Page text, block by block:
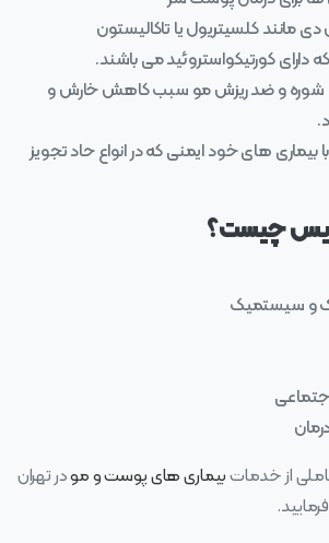
دی مانند کلسیتریول یا تاکالیستون
دارای کورتیکواستروئید می باشند.
و ضد ریزش مو سبب کاهش خارش و
بیماری های خود ایمنی که در انواع حاد تجویز
چیست؟
و سیستمیک
از خدماتبیماری های پوست و مودر تهران